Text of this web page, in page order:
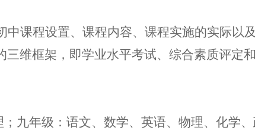
中课程设置、课程内容、课程实施的实际以
维框架，即学业水平考试、综合素质评定和
九年级：语文、数学、英语、物理、化学、